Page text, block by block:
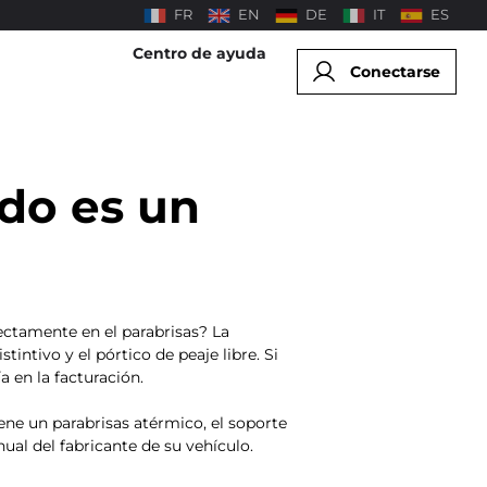
FR EN DE IT ES
Centro de ayuda
Conectarse
es un
en el parabrisas? La
y el pórtico de peaje libre. Si
en la facturación.
un parabrisas atérmico, el soporte
del fabricante de su vehículo.